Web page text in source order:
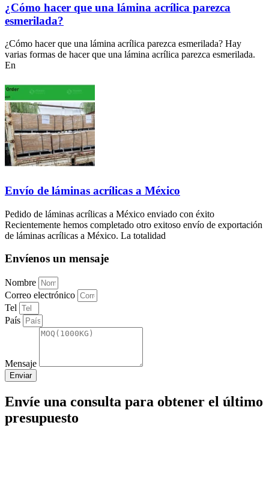
¿Cómo hacer que una lámina acrílica parezca
esmerilada?
¿Cómo hacer que una lámina acrílica parezca esmerilada? Hay
varias formas de hacer que una lámina acrílica parezca esmerilada.
En
Envío de láminas acrílicas a México
Pedido de láminas acrílicas a México enviado con éxito
Recientemente hemos completado otro exitoso envío de exportación
de láminas acrílicas a México. La totalidad
Envíenos un mensaje
Nombre
Correo electrónico
Tel
País
Mensaje
Enviar
Envíe una consulta para obtener el último
presupuesto